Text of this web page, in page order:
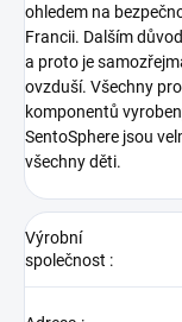
ohledem na
Francii. Dalším
a proto je
ovzduší. Všechny
komponentů
SentoSphere jsou
všechny děti.
Výrobní
společnost :